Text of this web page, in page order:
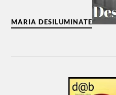
MARIA DESILUMINATE